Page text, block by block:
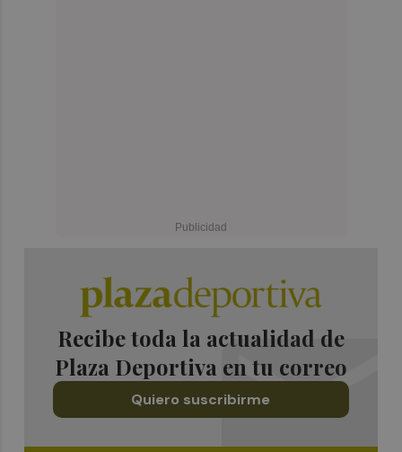
Recibe toda la actualidad de
Plaza Deportiva en tu correo
Quiero suscribirme